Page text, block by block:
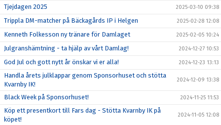
Tjejdagen 2025 2025-03-10 09:38
Trippla DM-matcher på Bäckagårds IP i Helgen 2025-02-28 12:08
Kenneth Folkesson ny tränare för Damlaget 2025-02-05 10:24
Julgranshämtning - ta hjälp av vårt Damlag! 2024-12-27 10:53
God Jul och gott nytt år önskar vi er alla! 2024-12-23 13:13
Handla årets julklappar genom Sponsorhuset och stötta
Kvarnby IK!
2024-12-09 13:38
Black Week på Sponsorhuset! 2024-11-25 11:53
Köp ett presentkort till Fars dag - Stötta Kvarnby IK på
köpet!
2024-11-05 12:08